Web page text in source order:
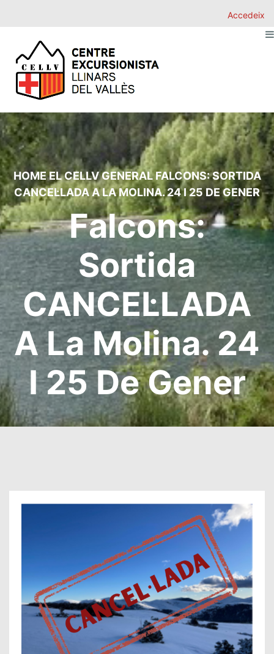
Accedeix
HOME EL CELLVGENERALFALCONS: SORTIDA
CANCEL·LADA A LA MOLINA. 24 I 25 DE GENER
Falcons:
Sortida
CANCEL·LADA
A La Molina. 24
I 25 De Gener